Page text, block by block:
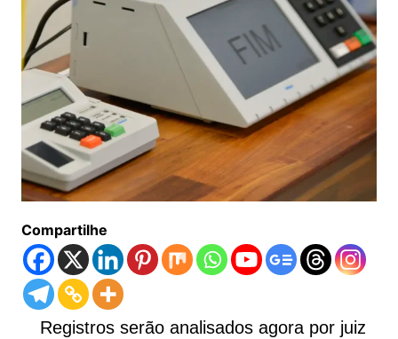
Compartilhe
Registros serão analisados agora por juiz